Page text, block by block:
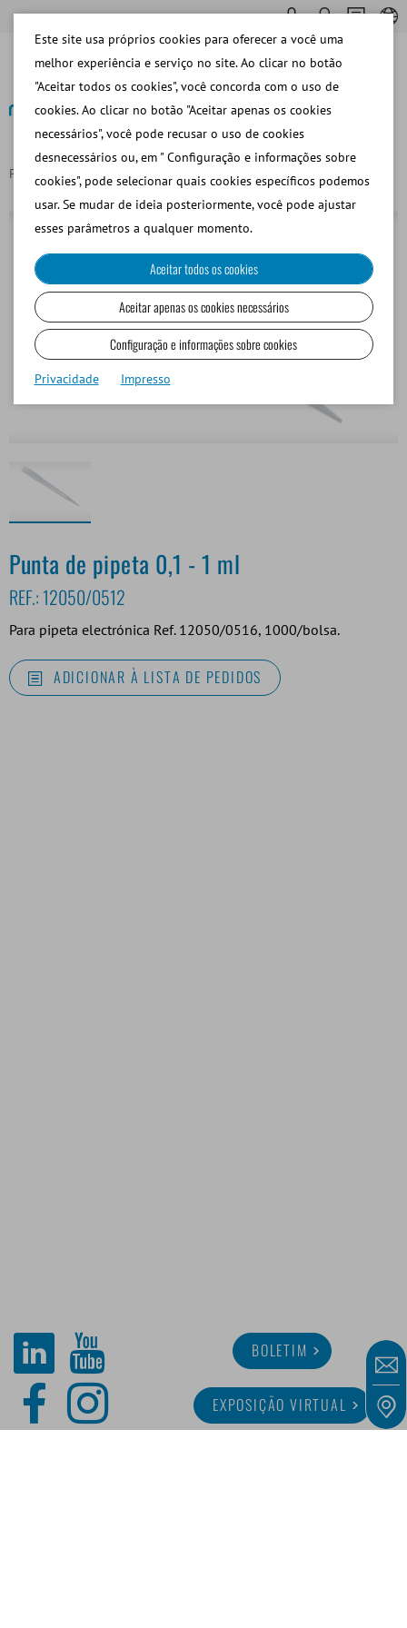
Página principal Punta de pipeta 0,1 - 1 ml
Voltar
Punta de pipeta 0,1 - 1 ml
REF.: 12050/0512
Para pipeta electrónica Ref. 12050/0516, 1000/bolsa.
ADICIONAR À LISTA DE PEDIDOS
BOLETIM
EXPOSIÇÃO VIRTUAL
Este site usa próprios cookies para oferecer a você uma
melhor experiência e serviço no site. Ao clicar no botão
"Aceitar todos os cookies", você concorda com o uso de
cookies. Ao clicar no botão "Aceitar apenas os cookies
necessários", você pode recusar o uso de cookies
desnecessários ou, em " Configuração e informações sobre
cookies", pode selecionar quais cookies específicos podemos
usar. Se mudar de ideia posteriormente, você pode ajustar
esses parâmetros a qualquer momento.
Aceitar todos os cookies
Aceitar apenas os cookies necessários
Configuração e informações sobre cookies
Privacidade Impresso